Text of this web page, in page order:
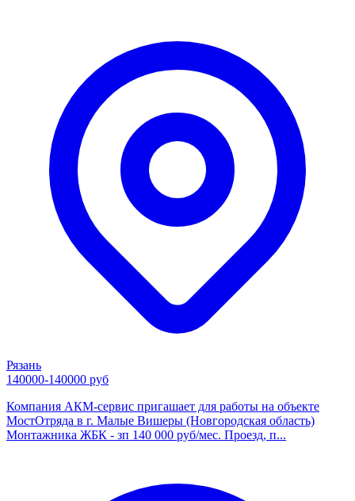
Рязань
140000-140000 руб
Компания АКМ-сервис пригашает для работы на объекте
МостОтряда в г. Малые Вишеры (Новгородская область)
Монтажника ЖБК - зп 140 000 руб/мес. Проезд, п...